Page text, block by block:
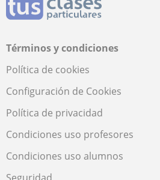
Términos y condiciones
Política de cookies
Configuración de Cookies
Política de privacidad
Condiciones uso profesores
Condiciones uso alumnos